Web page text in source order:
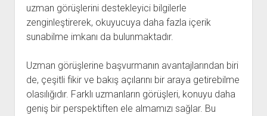
uzman görüşlerini destekleyici bilgilerle
zenginleştirerek, okuyucuya daha fazla içerik
sunabilme imkanı da bulunmaktadır.
Uzman görüşlerine başvurmanın avantajlarından biri
de, çeşitli fikir ve bakış açılarını bir araya getirebilme
olasılığıdır. Farklı uzmanların görüşleri, konuyu daha
geniş bir perspektiften ele almamızı sağlar. Bu